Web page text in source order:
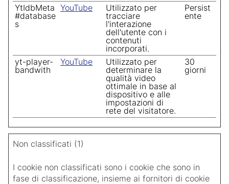
YtIdbMeta
#database
s
YouTube
Utilizzato per
tracciare
l'interazione
dell'utente con i
contenuti
incorporati.
Persist
ente
yt-player-
bandwith
YouTube
Utilizzato per
determinare la
qualità video
ottimale in base al
dispositivo e alle
impostazioni di
rete del visitatore.
30
giorni
Non classificati (1)
I cookie non classificati sono i cookie che sono in
fase di classificazione, insieme ai fornitori di cookie